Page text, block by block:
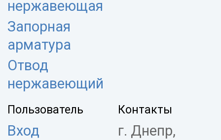
нержавеющая
Запорная
арматура
Отвод
нержавеющий
Пользователь
Вход
Контакты
г. Днепр,